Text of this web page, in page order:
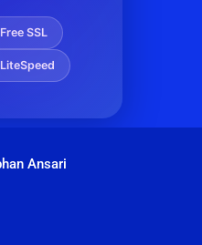
Free SSL
LiteSpeed
Ansari